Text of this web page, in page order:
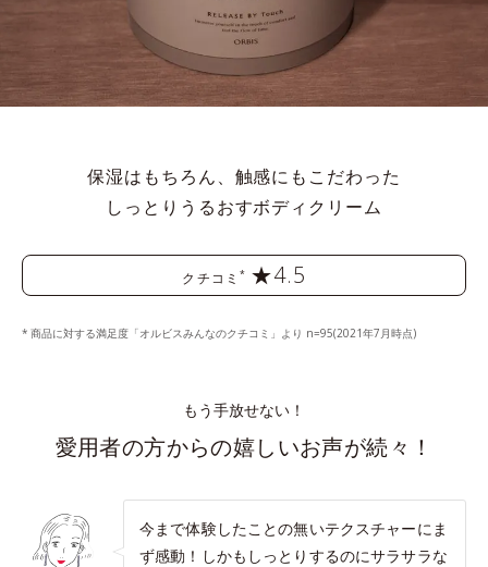
保湿はもちろん、触感にもこだわった
しっとりうるおすボディクリーム
クチコミ* ★4.5
商品に対する満足度「オルビスみんなのクチコミ」より n=95(2021年7月時点)
もう手放せない！
愛用者の方からの嬉しいお声が続々！
今まで体験したことの無いテクスチャーにま
ず感動！しかもしっとりするのにサラサラな